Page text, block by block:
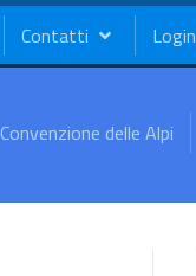
Contatti Login
Convenzione delle Alpi